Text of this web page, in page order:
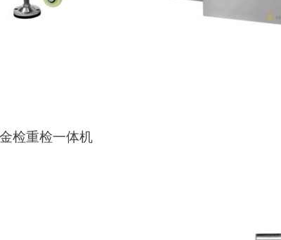
检重检一体机